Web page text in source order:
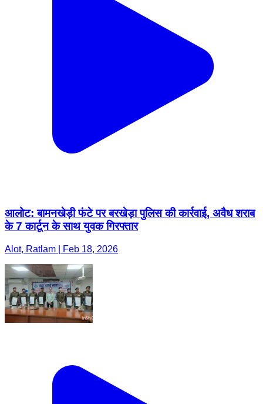
आलोट: बामनखेड़ी फंटे पर बरखेड़ा पुलिस की कार्रवाई, अवैध शराब
के 7 कार्टून के साथ युवक गिरफ्तार
Alot, Ratlam | Feb 18, 2026